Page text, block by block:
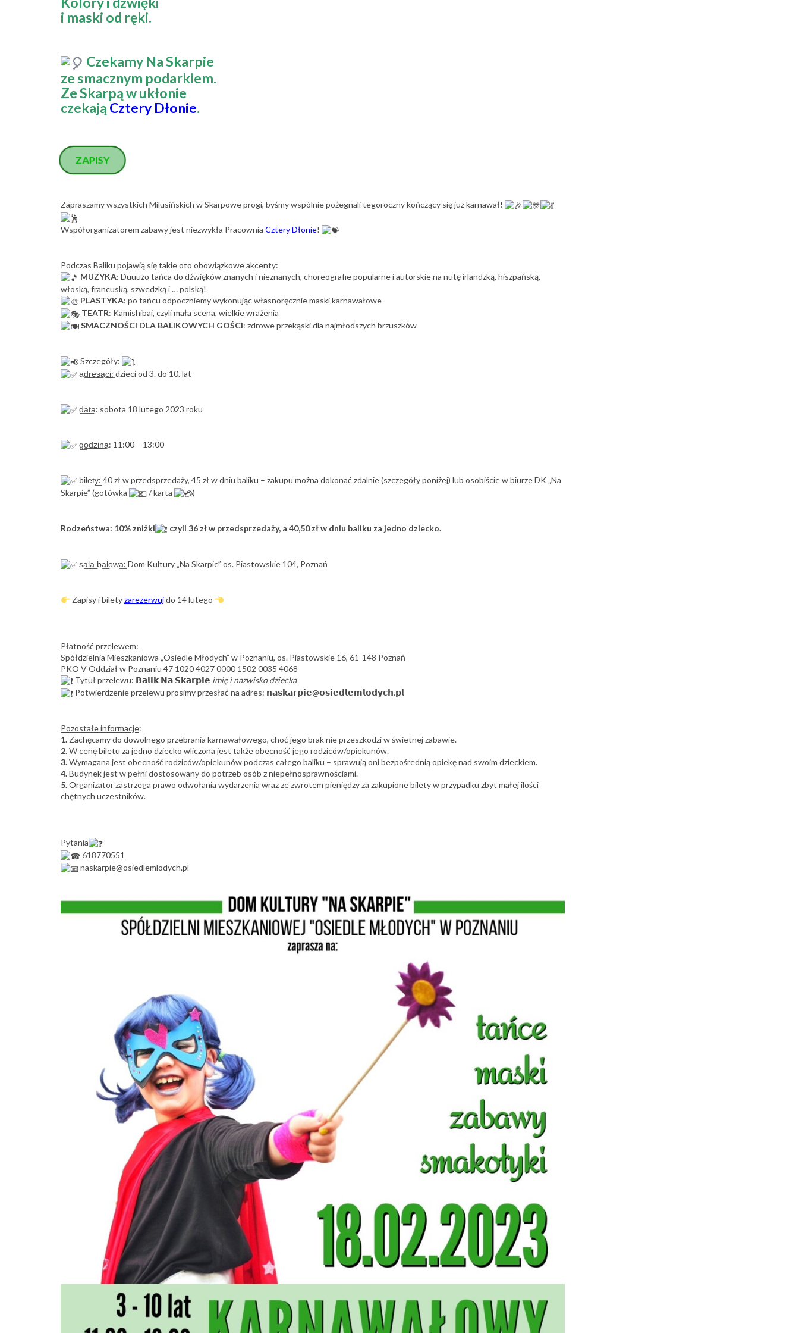
i maski od ręki.
Czekamy Na Skarpie
ze smacznym podarkiem.
Ze Skarpą w ukłonie
czekają Cztery Dłonie.
ZAPISY
Zapraszamy wszystkich Milusińskich w Skarpowe progi, byśmy wspólnie pożegnali tegoroczny kończący się już karnawał!
Współorganizatorem zabawy jest niezwykła Pracownia Cztery Dłonie!
Podczas Baliku pojawią się takie oto obowiązkowe akcenty:
MUZYKA: Duuużo tańca do dźwięków znanych i nieznanych, choreografie popularne i autorskie na nutę irlandzką, hiszpańską,
włoską, francuską, szwedzką i … polską!
PLASTYKA: po tańcu odpoczniemy wykonując własnoręcznie maski karnawałowe
TEATR: Kamishibai, czyli mała scena, wielkie wrażenia
SMACZNOŚCI DLA BALIKOWYCH GOŚCI: zdrowe przekąski dla najmłodszych brzuszków
Szczegóły:
a͟d͟r͟e͟s͟a͟c͟i͟: dzieci od 3. do 10. lat
d͟a͟t͟a͟: sobota 18 lutego 2023 roku
g͟o͟d͟z͟i͟n͟a͟: 11:00 – 13:00
b͟i͟l͟e͟t͟y͟: 40 zł w przedsprzedaży, 45 zł w dniu baliku – zakupu można dokonać zdalnie (szczegóły poniżej) lub osobiście w biurze DK „Na
Skarpie” (gotówka
/ karta )
Rodzeństwa: 10% zniżki czyli 36 zł w przedsprzedaży, a 40,50 zł w dniu baliku za jedno dziecko.
s͟a͟l͟a͟ ͟b͟a͟l͟o͟w͟a͟: Dom Kultury „Na Skarpie” os. Piastowskie 104, Poznań
Zapisy i biletyzarezerwujdo 14 lutego
Płatność przelewem:
Spółdzielnia Mieszkaniowa „Osiedle Młodych” w Poznaniu, os. Piastowskie 16, 61-148 Poznań
PKO V Oddział w Poznaniu 47 1020 4027 0000 1502 0035 4068
Tytuł przelewu: 𝗕𝗮𝗹𝗶𝗸 𝗡𝗮 𝗦𝗸𝗮𝗿𝗽𝗶𝗲 imię i nazwisko dziecka
Potwierdzenie przelewu prosimy przesłać na adres: 𝗻𝗮𝘀𝗸𝗮𝗿𝗽𝗶𝗲@𝗼𝘀𝗶𝗲𝗱𝗹𝗲𝗺𝗹𝗼𝗱𝘆𝗰𝗵.𝗽𝗹
Pozostałe informacje:
1. Zachęcamy do dowolnego przebrania karnawałowego, choć jego brak nie przeszkodzi w świetnej zabawie.
2.W cenę biletu za jedno dziecko wliczona jest także obecność jego rodziców/opiekunów.
3.Wymagana jest obecność rodziców/opiekunów podczas całego baliku – sprawują oni bezpośrednią opiekę nad swoim dzieckiem.
4.Budynek jest w pełni dostosowany do potrzeb osób z niepełnosprawnościami.
5.Organizator zastrzega prawo odwołania wydarzenia wraz ze zwrotem pieniędzy za zakupione bilety w przypadku zbyt małej ilości
chętnych uczestników.
Pytania
618770551
naskarpie@osiedlemlodych.pl